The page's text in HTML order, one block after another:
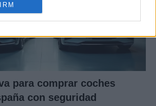
para comprar coches
con seguridad